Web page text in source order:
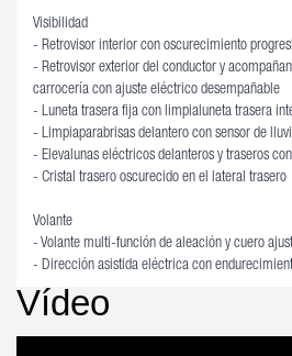
Visibilidad
- Retrovisor interior con oscurecimiento
- Retrovisor exterior del conductor y
carrocería con ajuste eléctrico desempañable
- Luneta trasera fija con limpialuneta trasera
- Limpiaparabrisas delantero con sensor de
- Elevalunas eléctricos delanteros y traseros
- Cristal trasero oscurecido en el lateral trasero
Volante
- Volante multi-función de aleación y cuero
- Dirección asistida eléctrica con
Vídeo